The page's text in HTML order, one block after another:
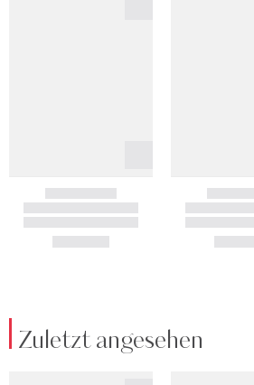
Zuletzt angesehen